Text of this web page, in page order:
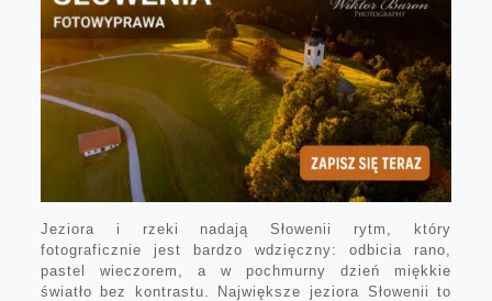
Jeziora i rzeki nadają Słowenii rytm, który
fotograficznie jest bardzo wdzięczny: odbicia rano,
pastel wieczorem, a w pochmurny dzień miękkie
światło bez kontrastu. Największe jeziora Słowenii to